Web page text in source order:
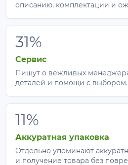
описанию, комплектации и
31%
Сервис
Пишут о вежливых
деталей и помощи с выбором.
11%
Аккуратная упаковка
Отдельно упоминают
и получение товара без